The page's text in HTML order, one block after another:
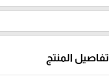
تفاصيل المنتج